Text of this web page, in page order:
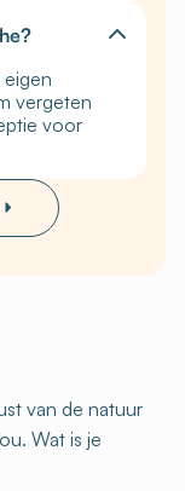
eigen
vergeten
voor
van de natuur
Wat is je